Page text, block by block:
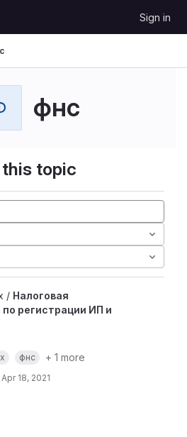
Sign in
фнс
topic
/ Налоговая
регистрации ИП и
фнс
+ 1 more
Apr 18, 2021